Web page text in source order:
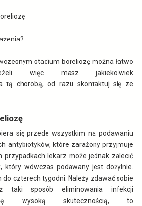
stadium boreliozę można łatwo
więc masz jakiekolwiek
tą chorobą, od razu skontaktuj się ze
się przede wszystkim na podawaniu
antybiotyków, które zarażony przyjmuje
przypadkach lekarz może jednak zalecić
który wówczas podawany jest dożylnie.
do czterech tygodni. Należy zdawać sobie
taki sposób eliminowania infekcji
wysoką skutecznością, to